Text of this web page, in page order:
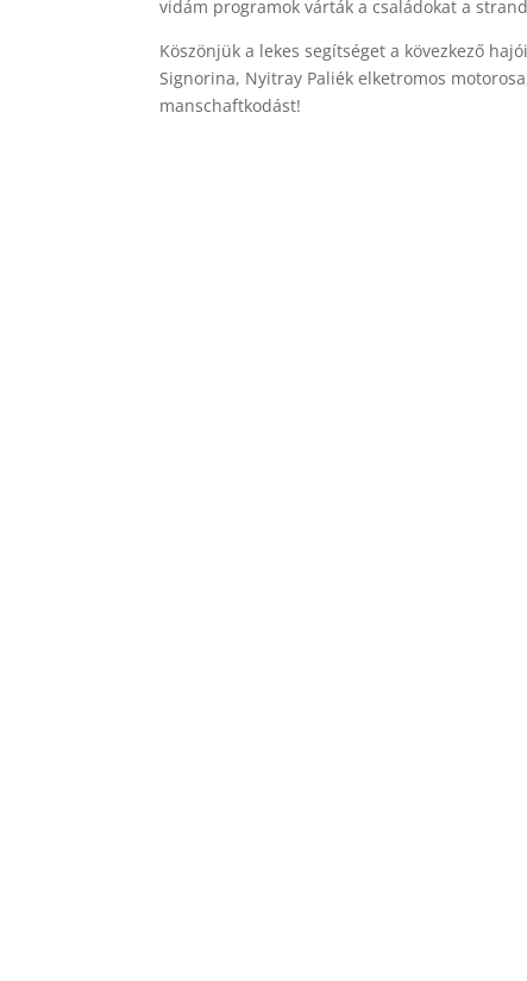
vidám programok várták a családokat a
Köszönjük a lekes segítséget a kövezkező
Signorina, Nyitray Paliék elketromos
manschaftkodást!